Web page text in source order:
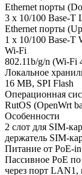
Ethernet порты
3 x 10/100 Base-T
Ethernet порты
1 x 10/100 Base-T
Wi-Fi
802.11b/g/n (Wi-Fi
Локальное
16 MB, SPI Flash
Операционная
RutOS (OpenWrt
Особенности
2 слот для SIM-
держатель SIM-
Питание от PoE-in
Пассивное PoE
через порт LAN1,